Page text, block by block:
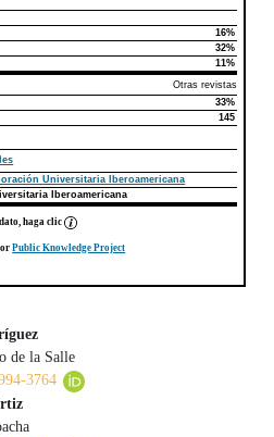
16%
32%
11%
Otras revistas
33%
145
Universitaria Iberoamericana
Iberoamericana
haga clic
Public Knowledge Project
artículo
de la Salle
3764